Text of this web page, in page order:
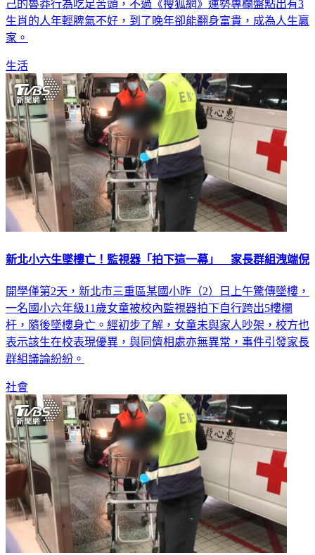
己的魯莽行為吃足苦頭，不過《搜狐網》運勢專欄盤點出有3
生肖的人年輕脾氣不好，到了晚年卻能翻身富貴，成為人生贏
家。
生活
新北小六生墜樓亡！監視器「拍下這一幕」 家長群組洩端倪
開學僅第2天，新北市三重區某國小昨（2）日上午驚傳墜樓，
一名國小六年級11歲女童被校內監視器拍下自行跨出5樓欄
杆，隨後墜樓身亡。經初步了解，女童未與家人吵架，校方也
表示該生在校表現優異，與同儕相處亦無異常，事件引發家長
群組議論紛紛。
社會